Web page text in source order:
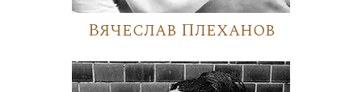
Вячеслав Плеханов